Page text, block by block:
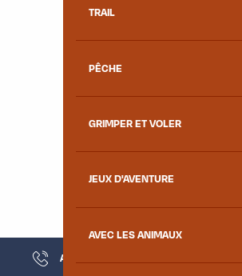
TRAIL
PÊCHE
GRIMPER ET VOLER
JEUX D'AVENTURE
AVEC LES ANIMAUX
Appeler